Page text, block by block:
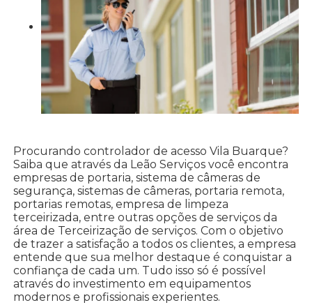
Procurando controlador de acesso Vila Buarque?
Saiba que através da Leão Serviços você encontra
empresas de portaria, sistema de câmeras de
segurança, sistemas de câmeras, portaria remota,
portarias remotas, empresa de limpeza
terceirizada, entre outras opções de serviços da
área de Terceirização de serviços. Com o objetivo
de trazer a satisfação a todos os clientes, a empresa
entende que sua melhor destaque é conquistar a
confiança de cada um. Tudo isso só é possível
através do investimento em equipamentos
modernos e profissionais experientes.